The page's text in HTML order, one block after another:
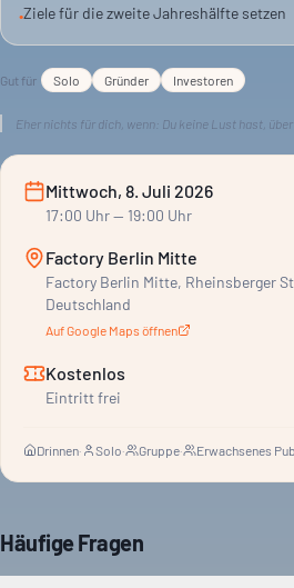
Erfahrung als Profisportlerin, in der
Klarheit und Fokus für die zweite
•Ziele für die zweite Jahreshälfte setzen
Gut für Solo Gründer Investoren
Eher nichts für dich, wenn: Du keine Lust hast,
Mittwoch, 8. Juli 2026
17:00 Uhr— 19:00 Uhr
Factory Berlin Mitte
Factory Berlin Mitte, Rheinsberger
Deutschland
Auf Google Maps öffnen
Kostenlos
Eintritt frei
Drinnen· Solo· Gruppe· Erwachsenes
Häufige Fragen